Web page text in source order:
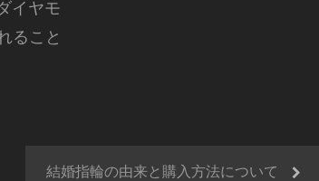
イヤモ
ること
結婚指輪の由来と購入方法について